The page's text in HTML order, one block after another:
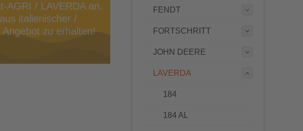
AGRI / LAVERDA an.
italienischer /
zu erhalten!
FENDT
FORTSCHRITT
JOHN DEERE
LAVERDA
184
184 AL